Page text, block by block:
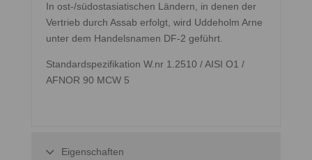
In ost-/südostasiatischen Ländern, in denen der
Vertrieb durch Assab erfolgt, wird Uddeholm Arne
unter dem Handelsnamen DF-2 geführt.
Standardspezifikation W.nr 1.2510 / AISI O1 /
AFNOR 90 MCW 5
Eigenschaften